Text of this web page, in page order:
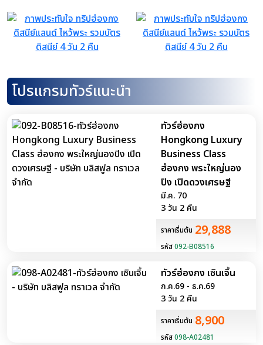
โปรแกรมทัวร์แนะนำ
ทัวร์ฮ่องกง
Hongkong Luxury
Business Class
ฮ่องกง พระใหญ่นอง
ปิง เปิดดวงเศรษฐี
มี.ค. 70
3 วัน 2 คืน
ราคาเริ่มต้น 29,888
รหัส092-B08516
ทัวร์ฮ่องกง เซินเจิ้น
ก.ค.69 - ธ.ค.69
3 วัน 2 คืน
ราคาเริ่มต้น 8,900
รหัส098-A02481